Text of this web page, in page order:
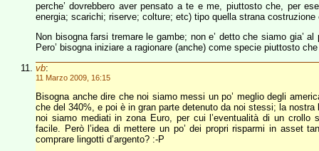
perche’ dovrebbero aver pensato a te e me, piuttosto che, per
energia; scarichi; riserve; colture; etc) tipo quella strana costruzione
Non bisogna farsi tremare le gambe; non e’ detto che siamo gia’
Pero’ bisogna iniziare a ragionare (anche) come specie piuttosto
vb:
11 Marzo 2009, 16:15
Bisogna anche dire che noi siamo messi un po’ meglio degli
che del 340%, e poi è in gran parte detenuto da noi stessi; la
noi siamo mediati in zona Euro, per cui l’eventualità di un crollo
facile. Però l’idea di mettere un po’ dei propri risparmi in asset
comprare lingotti d’argento? :-P